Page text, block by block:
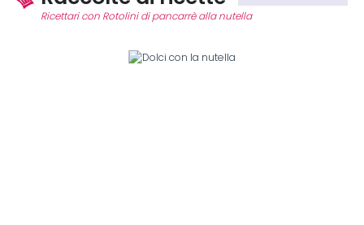
Ricettari con Rotolini di pancarrè alla nutella